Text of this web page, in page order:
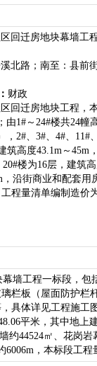
回迁房地块幕墙工
北路；南至：县前
财政
回迁房地块工程，
1#～24#楼共24幢
2#、3#、4#、11#
筑高度43.1m～45m
楼为16层，建筑
，沿街商业和配套
程量清单编制造价
墙工程一标段，包
栏板（屋面防护栏
具体详见工程施工
平米，其中地上
约44524㎡、花岗
，本标段工